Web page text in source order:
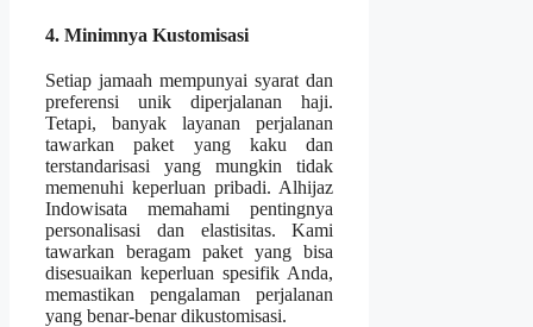
4. Minimnya Kustomisasi
Setiap jamaah mempunyai syarat dan
preferensi unik diperjalanan haji.
Tetapi, banyak layanan perjalanan
tawarkan paket yang kaku dan
terstandarisasi yang mungkin tidak
memenuhi keperluan pribadi. Alhijaz
Indowisata memahami pentingnya
personalisasi dan elastisitas. Kami
tawarkan beragam paket yang bisa
disesuaikan keperluan spesifik Anda,
memastikan pengalaman perjalanan
yang benar-benar dikustomisasi.